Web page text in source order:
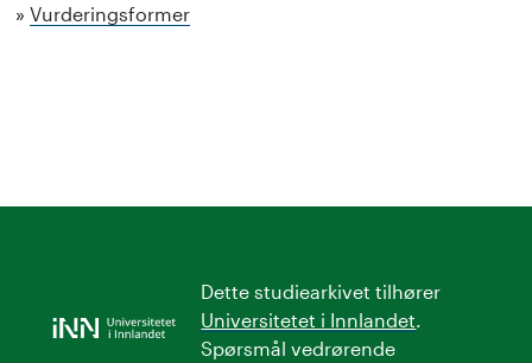
Vurderingsformer
Dette studiearkivet tilhører
Universitetet i Innlandet.
Spørsmål vedrørende